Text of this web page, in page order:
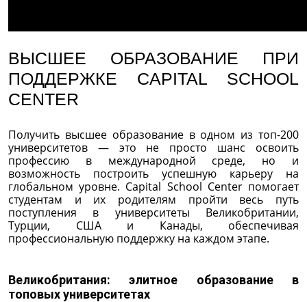
ВЫСШЕЕ ОБРАЗОВАНИЕ ПРИ
ПОДДЕРЖКЕ CAPITAL SCHOOL
CENTER
Получить высшее образование в одном из топ-200
университетов — это не просто шанс освоить
профессию в международной среде, но и
возможность построить успешную карьеру на
глобальном уровне. Capital School Center помогает
студентам и их родителям пройти весь путь
поступления в университеты Великобритании,
Турции, США и Канады, обеспечивая
профессиональную поддержку на каждом этапе.
Великобритания: элитное образование в
топовых университетах